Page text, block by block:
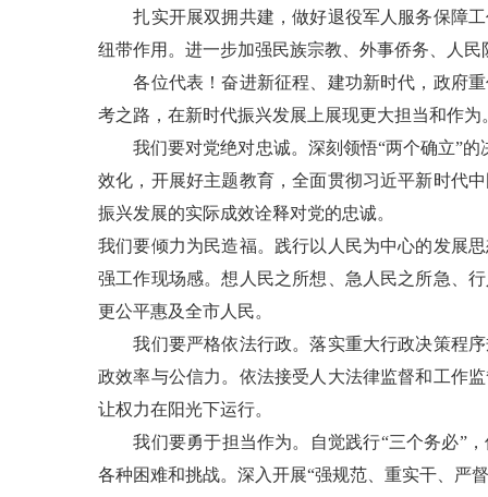
扎实开展双拥共建，做好退役军人服务保障工
纽带作用。进一步加强民族宗教、外事侨务、人
各位代表！奋进新征程、建功新时代，政府重
考之路，在新时代振兴发展上展现更大担当和作为
我们要对党绝对忠诚。深刻领悟“两个确立”的
效化，开展好主题教育，全面贯彻习近平新时代
振兴发展的实际成效诠释对党的忠诚。
我们要倾力为民造福。践行以人民为中心的发展
强工作现场感。想人民之所想、急人民之所急、
更公平惠及全市人民。
我们要严格依法行政。落实重大行政决策程序
政效率与公信力。依法接受人大法律监督和工作
让权力在阳光下运行。
我们要勇于担当作为。自觉践行“三个务必”，
各种困难和挑战。深入开展“强规范、重实干、严